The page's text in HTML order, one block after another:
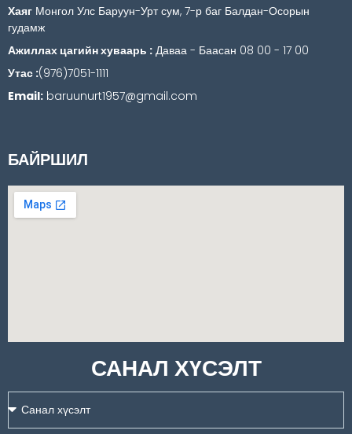
Хаяг Монгол Улс Баруун-Урт сум, 7-р баг Балдан-Осорын
гудамж
Ажиллах цагийн хуваарь : Даваа - Баасан 08 00 - 17 00
Утас :(976)7051-1111
Email: baruunurt1957@gmail.com
БАЙРШИЛ
САНАЛ ХҮСЭЛТ